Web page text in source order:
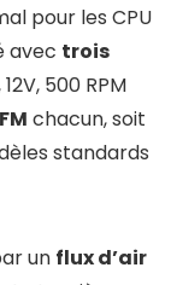
pour les CPU
avec trois
500 RPM
chacun, soit
standards
un flux d’air